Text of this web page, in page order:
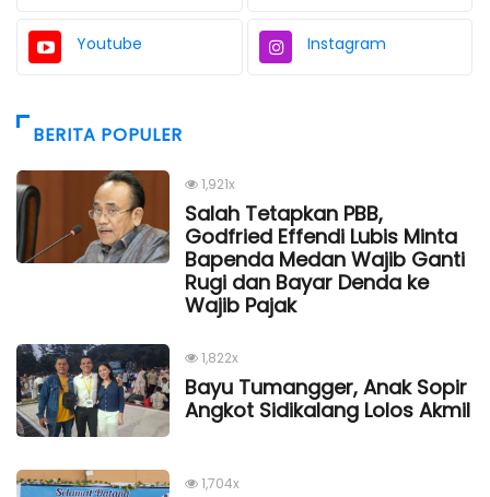
Youtube Instagram
BERITA POPULER
1,921x
Salah Tetapkan PBB,
Godfried Effendi Lubis Minta
Bapenda Medan Wajib Ganti
Rugi dan Bayar Denda ke
Wajib Pajak
1,822x
Bayu Tumangger, Anak Sopir
Angkot Sidikalang Lolos Akmil
1,704x